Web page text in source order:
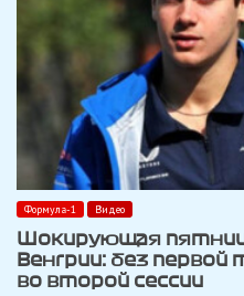
Формула-1 Видео
Шокирующая
Венгрии: без первой
во второй сессии